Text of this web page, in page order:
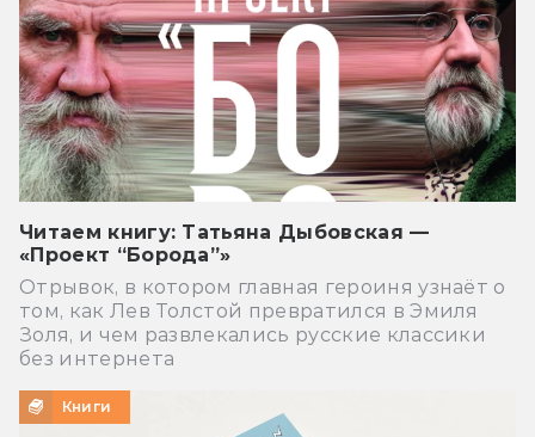
Читаем книгу: Татьяна Дыбовская —
«Проект “Борода”»
Отрывок, в котором главная героиня узнаёт о
том, как Лев Толстой превратился в Эмиля
Золя, и чем развлекались русские классики
без интернета
Книги